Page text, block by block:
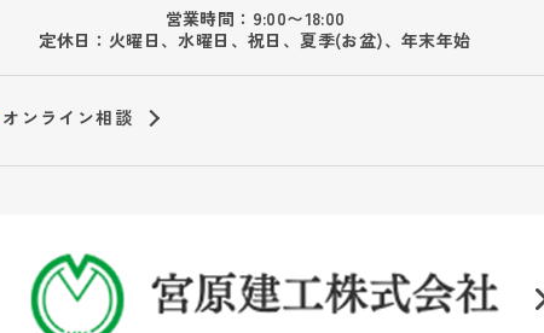
営業時間：9:00〜18:00
定休日：火曜日、水曜日、祝日、夏季(お盆)、年末年始
オンライン相談